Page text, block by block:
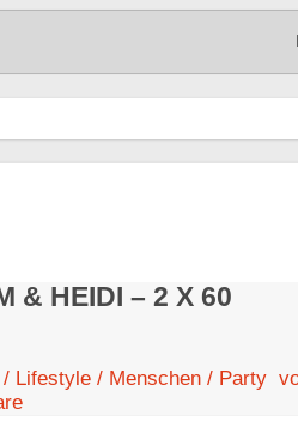
& HEIDI – 2 X 60
/ Lifestyle / Menschen / Party